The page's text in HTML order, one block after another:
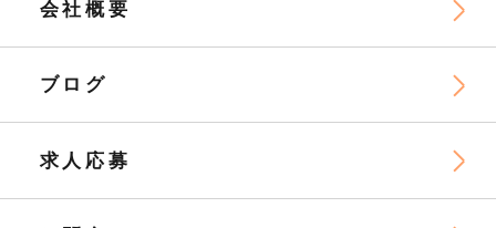
会社概要
ブログ
求人応募